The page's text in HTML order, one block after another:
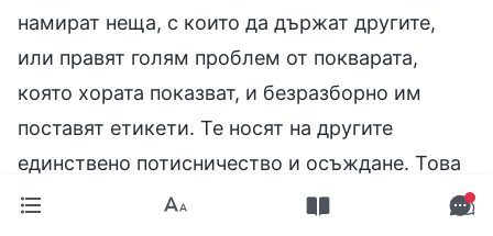
намират неща, с които да държат другите,
или правят голям проблем от покварата,
която хората показват, и безразборно им
поставят етикети. Те носят на другите
единствено потисничество и осъждане. Това
означава да си осъдителен. Аз нямах чисто